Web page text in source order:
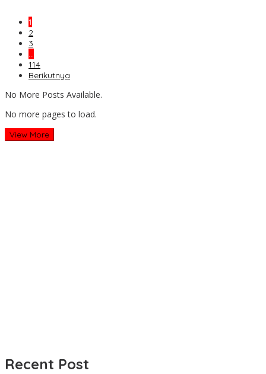
1
2
3
…
114
Berikutnya
No More Posts Available.
No more pages to load.
View More
Recent Post